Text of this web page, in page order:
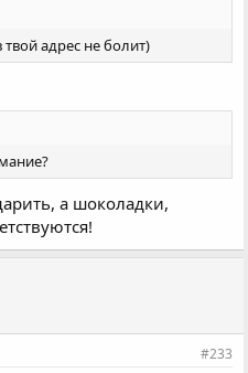
адрес не болит)
а шоколадки,
#233